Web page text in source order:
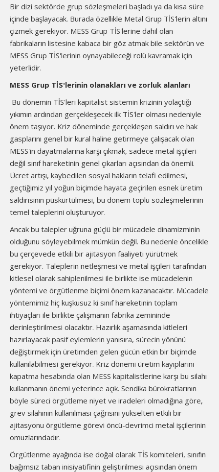
Bir dizi sektörde grup sözleşmeleri başladı ya da kısa süre
içinde başlayacak. Burada özellikle Metal Grup TİS'lerin altını
çizmek gerekiyor. MESS Grup TİS'lerine dahil olan
fabrikaların listesine kabaca bir göz atmak bile sektörün ve
MESS Grup TİS'lerinin oynayabileceği rolü kavramak için
yeterlidir.
MESS Grup TİS'lerinin olanakları ve zorluk alanları
Bu dönemin TİS'leri kapitalist sistemin krizinin yolaçtığı
yıkımın ardından gerçekleşecek ilk TİS'ler olması nedeniyle
önem taşıyor. Kriz döneminde gerçekleşen saldırı ve hak
gasplarını genel bir kural haline getirmeye çalışacak olan
MESS'in dayatmalarına karşı çıkmak, sadece metal işçileri
değil sınıf hareketinin genel çıkarları açısından da önemli.
Ücret artışı, kaybedilen sosyal hakların telafi edilmesi,
geçtiğimiz yıl yoğun biçimde hayata geçirilen esnek üretim
saldırısının püskürtülmesi, bu dönem toplu sözleşmelerinin
temel taleplerini oluşturuyor.
Ancak bu talepler uğruna güçlü bir mücadele dinamizminin
olduğunu söyleyebilmek mümkün değil. Bu nedenle öncelikle
bu çerçevede etkili bir ajitasyon faaliyeti yürütmek
gerekiyor. Taleplerin netleşmesi ve metal işçileri tarafından
kitlesel olarak sahiplenilmesi ile birlikte ise mücadelenin
yöntemi ve örgütlenme biçimi önem kazanacaktır. Mücadele
yöntemimiz hiç kuşkusuz ki sınıf hareketinin toplam
ihtiyaçları ile birlikte çalışmanın fabrika zemininde
derinleştirilmesi olacaktır. Hazırlık aşamasında kitleleri
hazırlayacak pasif eylemlerin yanısıra, sürecin yönünü
değiştirmek için üretimden gelen gücün etkin bir biçimde
kullanılabilmesi gerekiyor. Kriz dönemi üretim kayıplarını
kapatma hesabında olan MESS kapitalistlerine karşı bu silahı
kullanmanın önemi yeterince açık. Sendika bürokratlarının
böyle süreci örgütleme niyet ve iradeleri olmadığına göre,
grev silahının kullanılması çağrısını yükselten etkili bir
ajitasyonu örgütleme görevi öncü-devrimci metal işçilerinin
omuzlarındadır.
Örgütlenme ayağında ise doğal olarak TİS komiteleri, sınıfın
bağımsız taban inisiyatifinin geliştirilmesi açısından önem